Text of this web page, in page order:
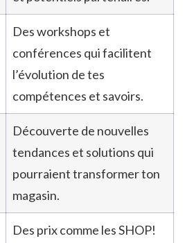
Des workshops et
conférences qui facilitent
l’évolution de tes
compétences et savoirs.
Découverte de nouvelles
tendances et solutions qui
pourraient transformer ton
magasin.
Des prix comme les SHOP!